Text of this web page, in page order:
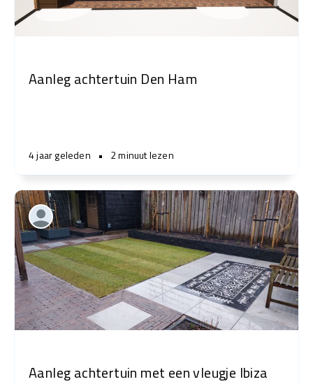
Aanleg achtertuin Den Ham
4 jaar geleden • 2 minuut lezen
Aanleg achtertuin met een vleugje Ibiza